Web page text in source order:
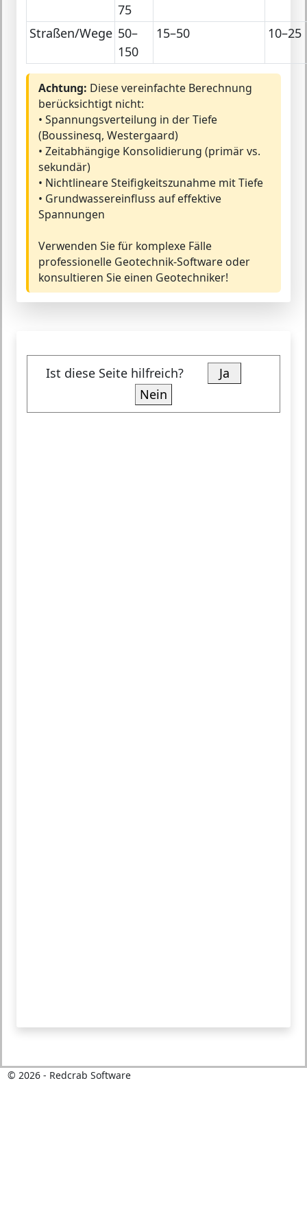
75
Straßen/Wege 50–
150
15–50 10–25
Achtung: Diese vereinfachte Berechnung
berücksichtigt nicht:
• Spannungsverteilung in der Tiefe
(Boussinesq, Westergaard)
• Zeitabhängige Konsolidierung (primär vs.
sekundär)
• Nichtlineare Steifigkeitszunahme mit Tiefe
• Grundwassereinfluss auf effektive
Spannungen
Verwenden Sie für komplexe Fälle
professionelle Geotechnik-Software oder
konsultieren Sie einen Geotechniker!
Ist diese Seite hilfreich?
Ja
Nein
© 2026- Redcrab Software